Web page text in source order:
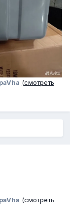
(смотреть
(смотреть